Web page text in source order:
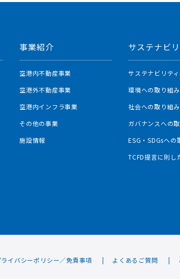
事業紹介
空港内不動産事業
空港外不動産事業
空港内インフラ事業
その他の事業
施設情報
サステナビ
サステナビリテ
環境への取り組み
社会への取り組み
ガバナンスへの
ESG・SDGsへの
TCFD提言に則し
ライバシーポリシー／免責事項 よくあるご質問